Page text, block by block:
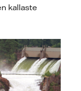
kallaste